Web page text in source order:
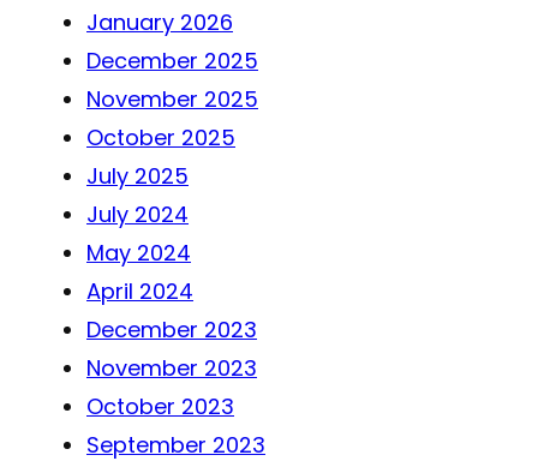
January 2026
December 2025
November 2025
October 2025
July 2025
July 2024
May 2024
April 2024
December 2023
November 2023
October 2023
September 2023